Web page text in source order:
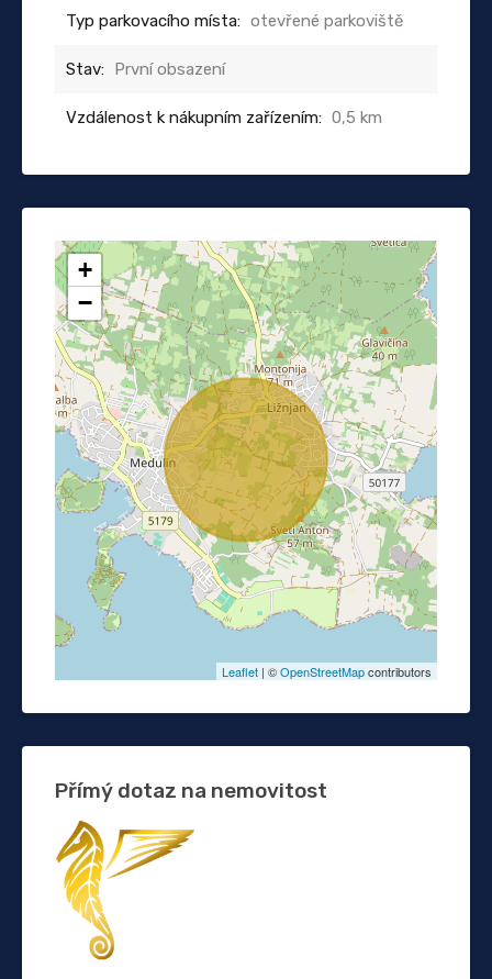
Typ parkovacího místa: otevřené parkoviště
Stav: První obsazení
Vzdálenost k nákupním zařízením: 0,5 km
+
−
Leaflet | ©OpenStreetMapcontributors
Přímý dotaz na nemovitost